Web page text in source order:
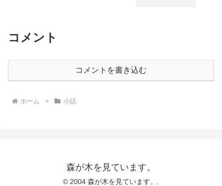
コメント
コメントを書き込む
ホーム 小話
森が木を見ています。
© 2004 森が木を見ています。.